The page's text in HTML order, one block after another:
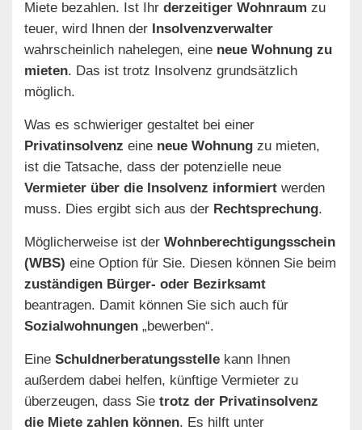
Miete bezahlen. Ist Ihr derzeitiger Wohnraum zu
teuer, wird Ihnen der Insolvenzverwalter
wahrscheinlich nahelegen, eine neue Wohnung zu
mieten. Das ist trotz Insolvenz grundsätzlich
möglich.
Was es schwieriger gestaltet bei einer
Privatinsolvenz eine neue Wohnung zu mieten,
ist die Tatsache, dass der potenzielle neue
Vermieter über die Insolvenz informiert werden
muss. Dies ergibt sich aus der Rechtsprechung.
Möglicherweise ist der Wohnberechtigungsschein
(WBS) eine Option für Sie. Diesen können Sie beim
zuständigen Bürger- oder Bezirksamt
beantragen. Damit können Sie sich auch für
Sozialwohnungen „bewerben“.
Eine Schuldnerberatungsstelle kann Ihnen
außerdem dabei helfen, künftige Vermieter zu
überzeugen, dass Sie trotz der Privatinsolvenz
die Miete zahlen können. Es hilft unter